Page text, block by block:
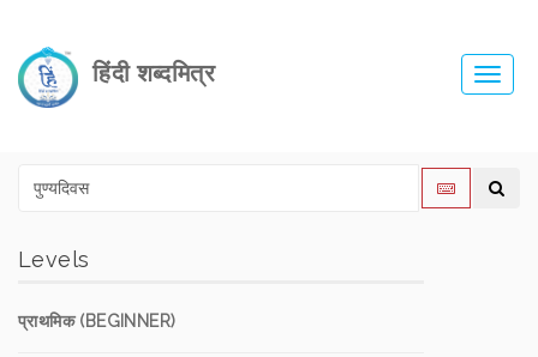
हिंदी शब्दमित्र
Levels
प्राथमिक (BEGINNER)